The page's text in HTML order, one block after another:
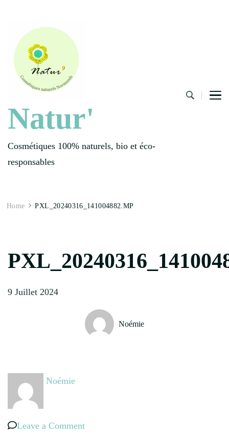
Natur'
Cosmétiques 100% naturels, bio et éco-
responsables
Home PXL_20240316_141004882.MP
9 Juillet 2024
Noémie
Noémie
Leave a Commenton